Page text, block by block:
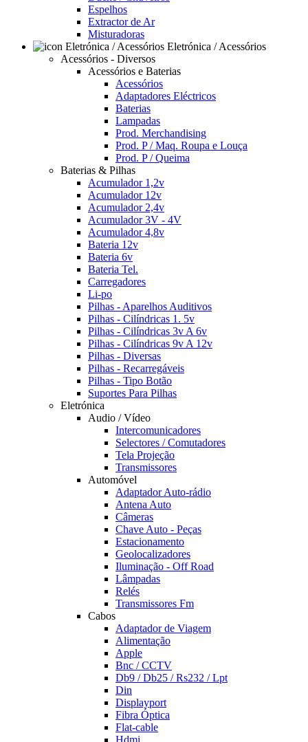
Espelhos
Extractor de Ar
Misturadoras
Eletrónica / Acessórios
Acessórios - Diversos
Acessórios e Baterias
Acessórios
Adaptadores Eléctricos
Baterias
Lampadas
Prod. Merchandising
Prod. P / Maq. Roupa e Louça
Prod. P / Queima
Baterias & Pilhas
Acumulador 1,2v
Acumulador 12v
Acumulador 2,4v
Acumulador 3V - 4V
Acumulador 4,8v
Bateria 12v
Bateria 6v
Bateria Tel.
Carregadores
Li-po
Pilhas - Aparelhos Auditivos
Pilhas - Cilíndricas 1. 5v
Pilhas - Cilíndricas 3v A 6v
Pilhas - Cilíndricas 9v A 12v
Pilhas - Diversas
Pilhas - Recarregáveis
Pilhas - Tipo Botão
Suportes Para Pilhas
Eletrónica
Audio / Vídeo
Intercomunicadores
Selectores / Comutadores
Tela Projeção
Transmissores
Automóvel
Adaptador Auto-rádio
Antena Auto
Câmeras
Chave Auto - Peças
Estacionamento
Geolocalizadores
Iluminação - Off Road
Lâmpadas
Relés
Transmissores Fm
Cabos
Adaptador de Viagem
Alimentação
Apple
Bnc / CCTV
Db9 / Db25 / Rs232 / Lpt
Din
Displayport
Fibra Óptica
Flat-cable
Hdmi